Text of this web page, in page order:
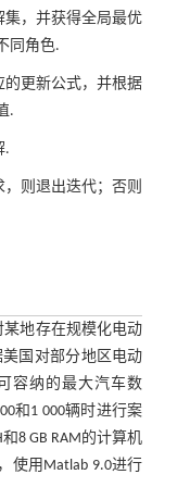
，并获得全局最优
同角色.
更新公式，并根据
.
.
则退出迭代；否则
某地存在规模化电动
国对部分地区电动
容纳的最大汽车数
和1 000辆时进行案
8 GB RAM的计算机
使用Matlab 9.0进行